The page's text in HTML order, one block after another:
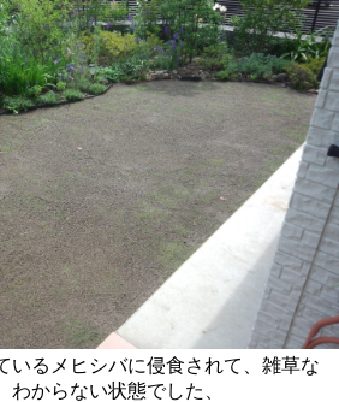
いるメヒシバに侵食されて、雑草な
わからない状態でした、